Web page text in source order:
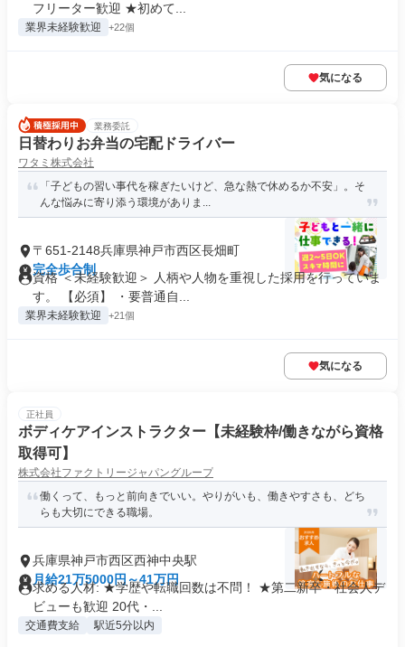
フリーター歓迎 ★初めて...
業界未経験歓迎 +22個
気になる
業務委託
日替わりお弁当の宅配ドライバー
ワタミ株式会社
「子どもの習い事代を稼ぎたいけど、急な熱で休めるか不安」。そ
んな悩みに寄り添う環境がありま...
〒651-2148兵庫県神戸市西区長畑町
完全歩合制
資格 ＜未経験歓迎＞ 人柄や人物を重視した採用を行っていま
す。 【必須】 ・要普通自...
業界未経験歓迎 +21個
気になる
正社員
ボディケアインストラクター【未経験枠/働きながら資格
取得可】
株式会社ファクトリージャパングループ
働くって、もっと前向きでいい。やりがいも、働きやすさも、どち
らも大切にできる職場。
兵庫県神戸市西区西神中央駅
月給21万5000円～41万円
求める人材: ★学歴や転職回数は不問！ ★第二新卒・社会人デ
ビューも歓迎 20代・...
交通費支給 駅近5分以内